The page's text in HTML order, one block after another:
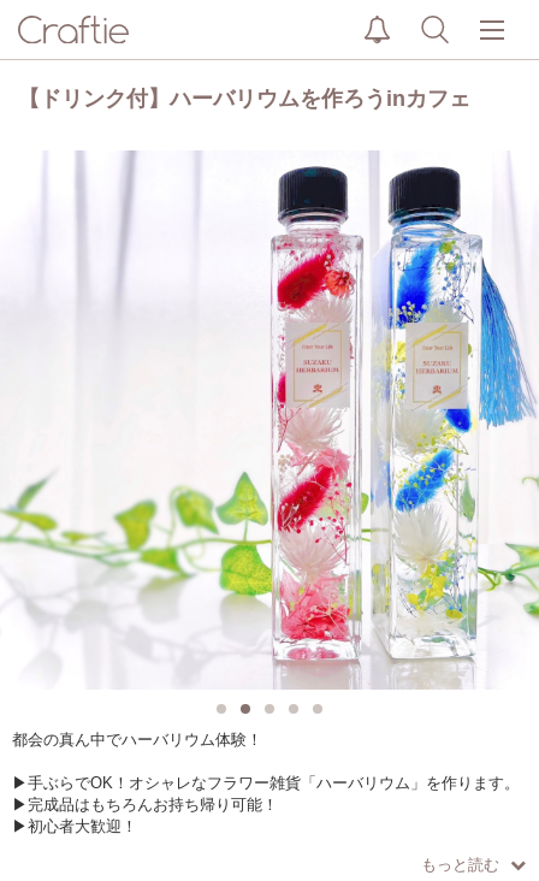
【ドリンク付】ハーバリウムを作ろうinカフェ
都会の真ん中でハーバリウム体験！
▶手ぶらでOK！オシャレなフラワー雑貨「ハーバリウム」を作ります。
▶︎完成品はもちろんお持ち帰り可能！
▶初心者大歓迎！
もっと読む